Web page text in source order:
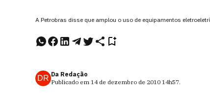
A Petrobras disse que amplou o uso de equipamentos
DR Da Redação
Publicado em 14 de dezembro de 2010 14h57.